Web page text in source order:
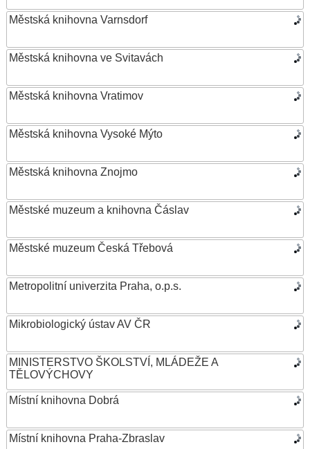
Městská knihovna Varnsdorf
Městská knihovna ve Svitavách
Městská knihovna Vratimov
Městská knihovna Vysoké Mýto
Městská knihovna Znojmo
Městské muzeum a knihovna Čáslav
Městské muzeum Česká Třebová
Metropolitní univerzita Praha, o.p.s.
Mikrobiologický ústav AV ČR
MINISTERSTVO ŠKOLSTVÍ, MLÁDEŽE A
TĚLOVÝCHOVY
Místní knihovna Dobrá
Místní knihovna Praha-Zbraslav